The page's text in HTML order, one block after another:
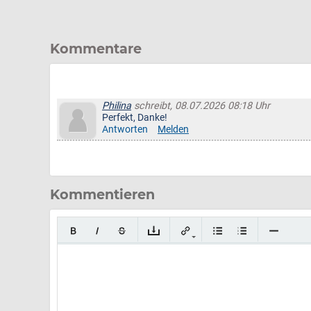
Kommentare
Philina schreibt, 08.07.2026 08:18 Uhr
Perfekt, Danke!
Antworten
Melden
Kommentieren